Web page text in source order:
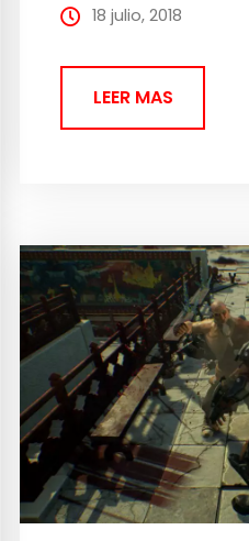
Edition se...
18 julio, 2018
LEER MAS